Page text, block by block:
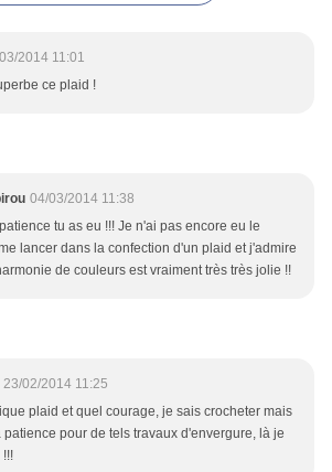
2014 11:01
ce plaid !
04/03/2014 11:38
tu as eu !!! Je n'ai pas encore eu le
lancer dans la confection d'un plaid et j'admire
de couleurs est vraiment très très jolie !!
23/02/2014 11:25
plaid et quel courage, je sais crocheter mais
patience pour de tels travaux d'envergure, là je